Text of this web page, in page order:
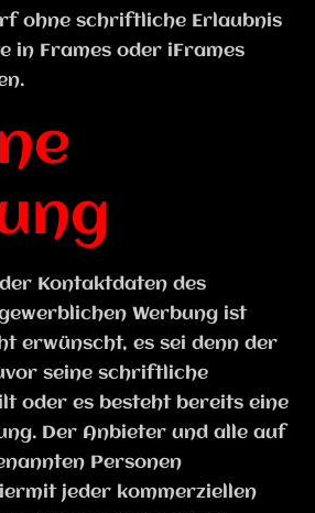
ohne schriftliche Erlaubnis
in Frames oder iFrames
Kontaktdaten des
Werbung ist
erwünscht, es sei denn der
seine schriftliche
oder es besteht bereits eine
Der Anbieter und alle auf
Personen
jeder kommerziellen